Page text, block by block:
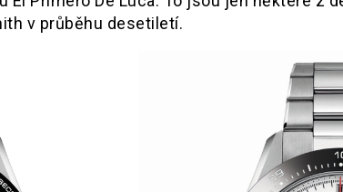
v průběhu desetiletí.